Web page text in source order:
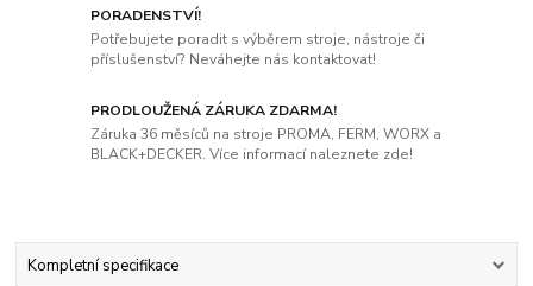
PORADENSTVÍ!
Potřebujete poradit s výběrem stroje, nástroje či
příslušenství? Neváhejte nás kontaktovat!
PRODLOUŽENÁ ZÁRUKA ZDARMA!
Záruka 36 měsíců na stroje PROMA, FERM, WORX a
BLACK+DECKER. Více informací naleznete zde!
Kompletní specifikace